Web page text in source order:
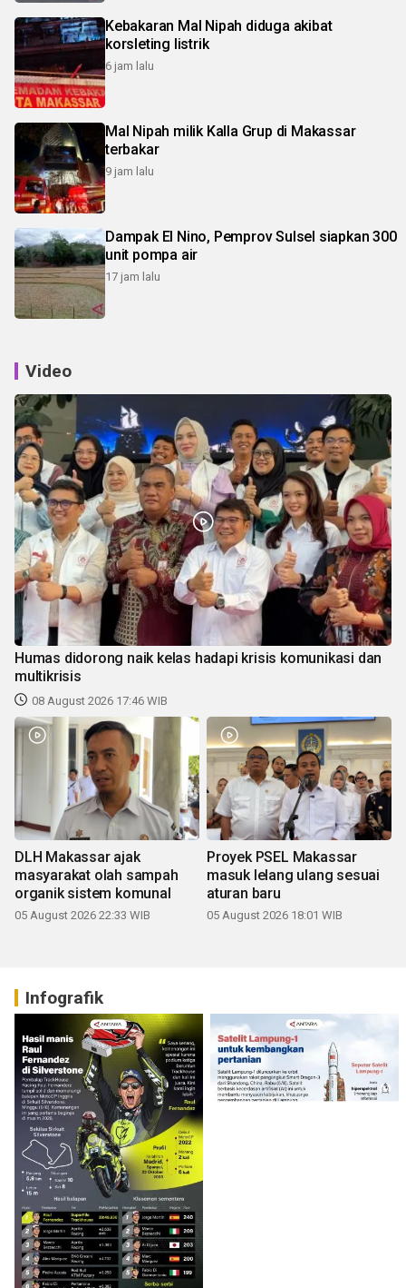
Kebakaran Mal Nipah diduga akibat
korsleting listrik
6 jam lalu
Mal Nipah milik Kalla Grup di Makassar
terbakar
9 jam lalu
Dampak El Nino, Pemprov Sulsel siapkan 300
unit pompa air
17 jam lalu
Video
Humas didorong naik kelas hadapi krisis komunikasi dan
multikrisis
08 August 2026 17:46 WIB
DLH Makassar ajak
masyarakat olah sampah
organik sistem komunal
05 August 2026 22:33 WIB
Proyek PSEL Makassar
masuk lelang ulang sesuai
aturan baru
05 August 2026 18:01 WIB
Infografik